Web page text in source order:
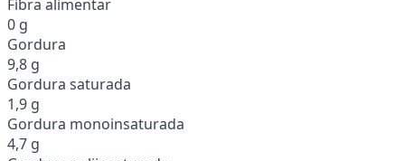
Fibra alimentar
0 g
Gordura
9,8 g
Gordura saturada
1,9 g
Gordura monoinsaturada
4,7 g